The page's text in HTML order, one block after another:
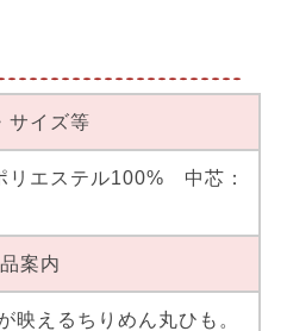
サイズ等
リエステル100% 中芯：
案内
映えるちりめん丸ひも。